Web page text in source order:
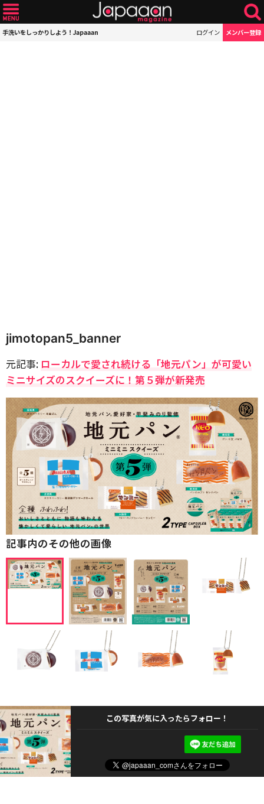
手洗いをしっかりしよう！Japaaan ログイン メンバー登録
jimotopan5_banner
元記事: ローカルで愛され続ける「地元パン」が可愛い
ミニサイズのスクイーズに！第５弾が新発売
記事内のその他の画像
この写真が気に入ったらフォロー！